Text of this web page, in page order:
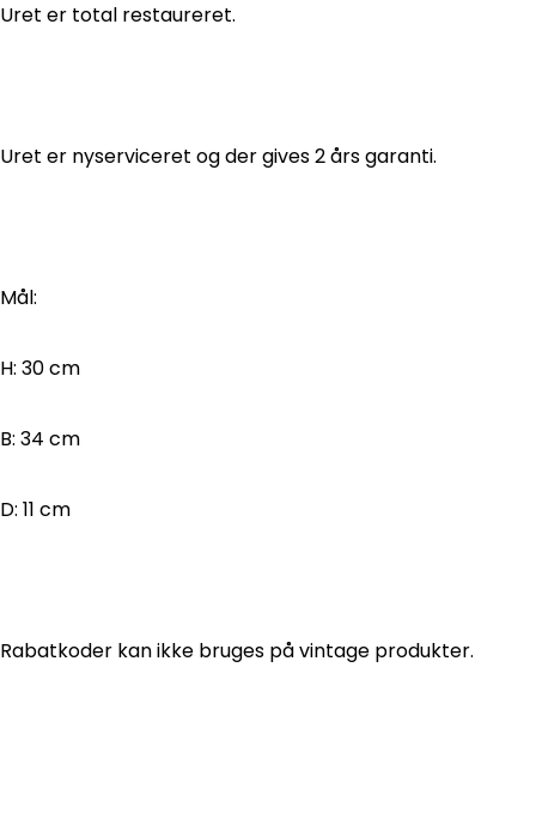
Uret er total restaureret.
Uret er nyserviceret og der gives 2 års garanti.
Mål:
H: 30 cm
B: 34 cm
D: 11 cm
Rabatkoder kan ikke bruges på vintage produkter.